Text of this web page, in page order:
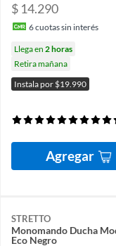
$ 14.290
6cuotas sin interés
Llega en 2 horas
Retira mañana
Instala por $19.990
Agregar
STRETTO
Monomando Ducha
Eco Negro